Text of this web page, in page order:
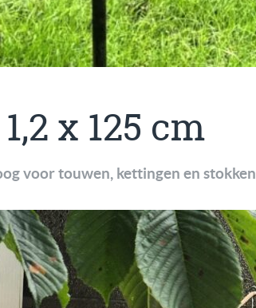
x 125 cm
voor touwen, kettingen en stokken